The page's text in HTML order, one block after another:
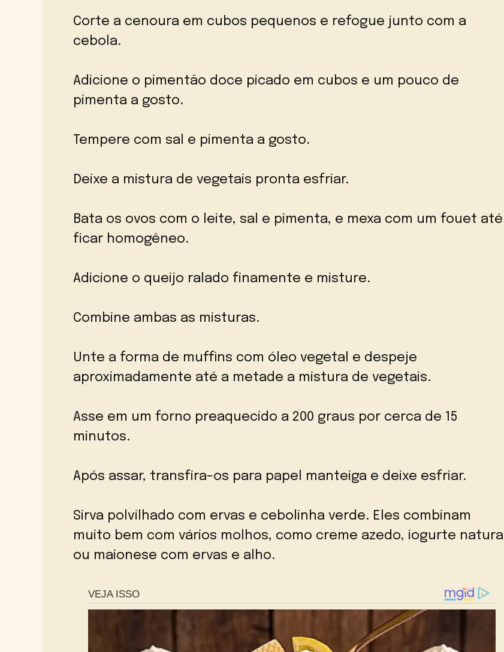
Corte a cenoura em cubos pequenos e refogue junto com a
cebola.
Adicione o pimentão doce picado em cubos e um pouco de
pimenta a gosto.
Tempere com sal e pimenta a gosto.
Deixe a mistura de vegetais pronta esfriar.
Bata os ovos com o leite, sal e pimenta, e mexa com um fouet até
ficar homogêneo.
Adicione o queijo ralado finamente e misture.
Combine ambas as misturas.
Unte a forma de muffins com óleo vegetal e despeje
aproximadamente até a metade a mistura de vegetais.
Asse em um forno preaquecido a 200 graus por cerca de 15
minutos.
Após assar, transfira-os para papel manteiga e deixe esfriar.
Sirva polvilhado com ervas e cebolinha verde. Eles combinam
muito bem com vários molhos, como creme azedo, iogurte natural
ou maionese com ervas e alho.